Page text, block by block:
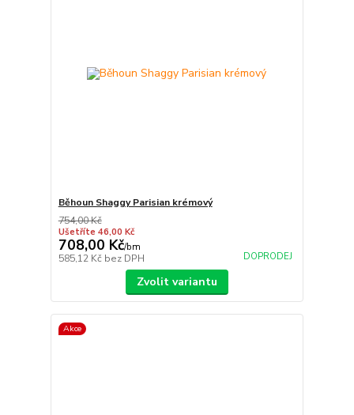
Běhoun Shaggy Parisian krémový
754,00 Kč
Ušetříte 46,00 Kč
708,00 Kč/bm
585,12 Kč bez DPH DOPRODEJ
Zvolit variantu
Akce